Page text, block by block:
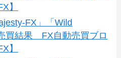
】
FX」「Wild
買結果 FX自動売買ブロ
】